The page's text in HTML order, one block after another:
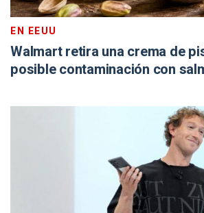
EN EEUU
Walmart retira una crema de
posible contaminación con